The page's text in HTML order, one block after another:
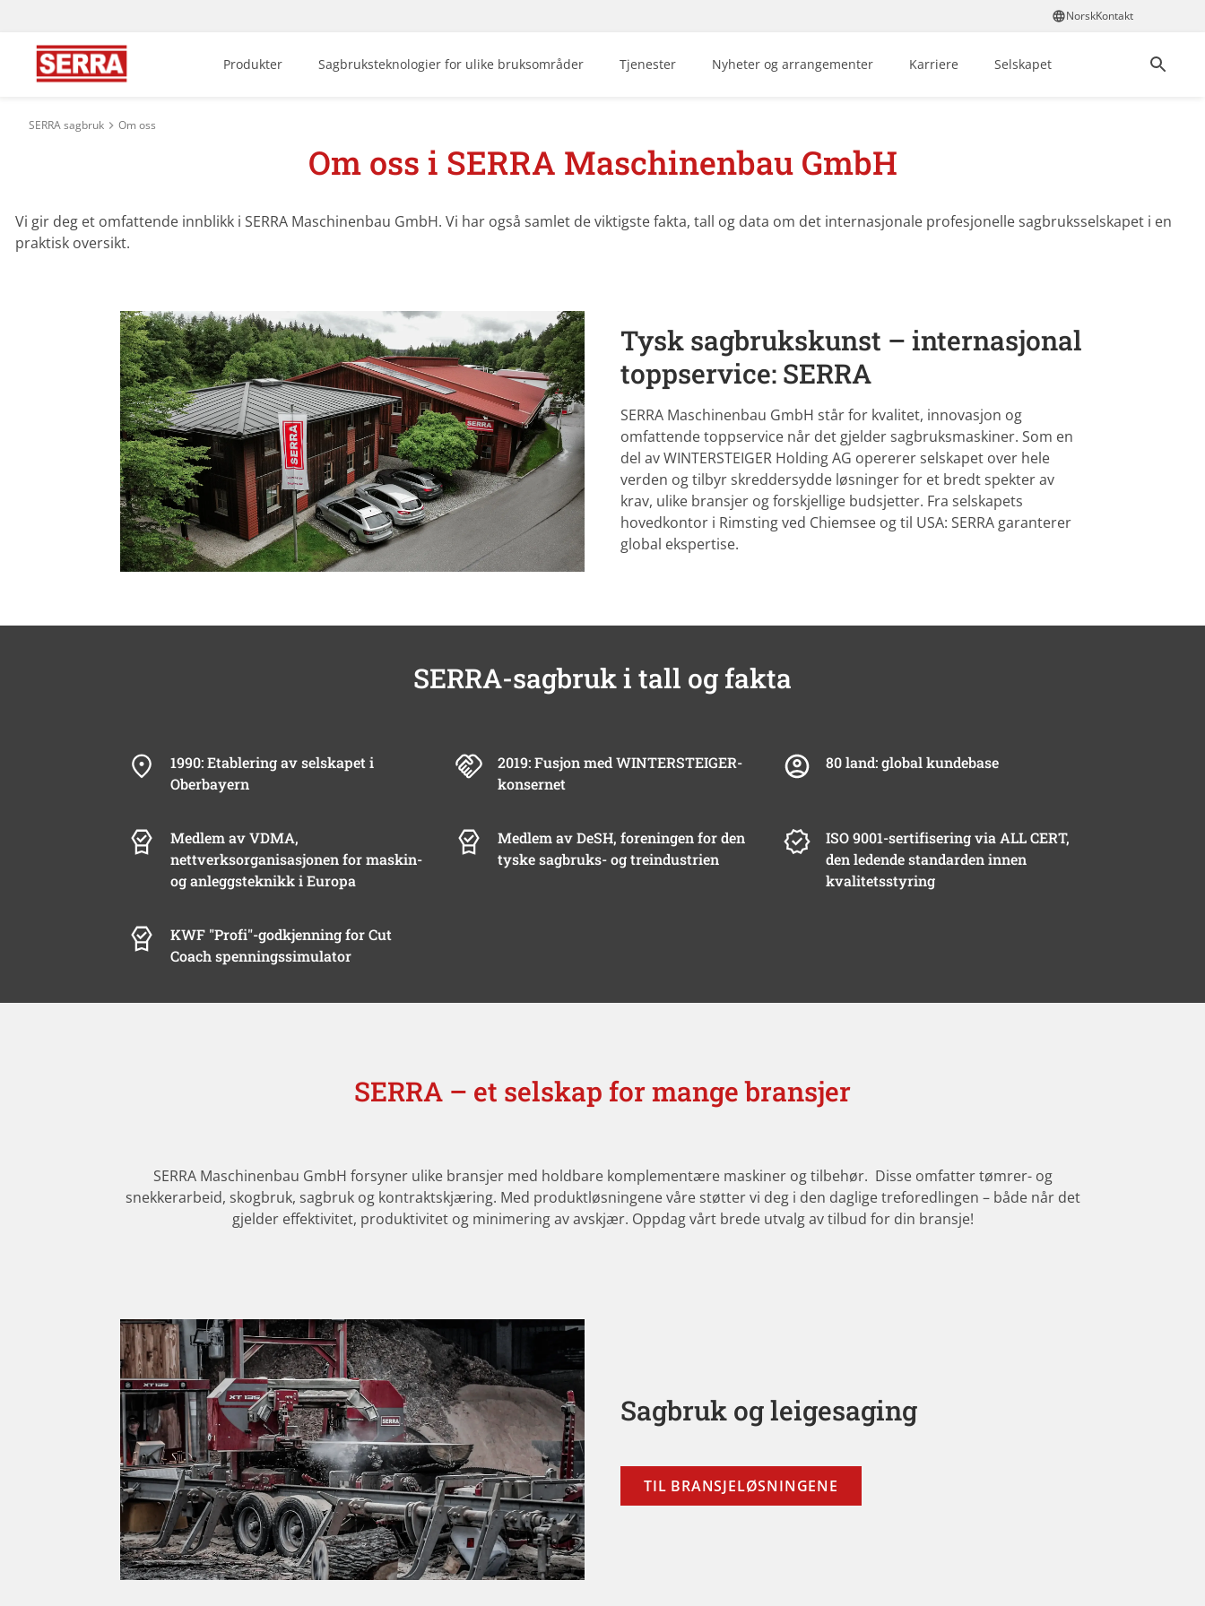
NorskKontakt
Produkter Sagbruksteknologier for ulike bruksområder Tjenester Nyheter og arrangementer Karriere Selskapet
SERRA sagbruk Om oss
Om oss i SERRA Maschinenbau GmbH
Vi gir deg et omfattende innblikk i SERRA Maschinenbau GmbH. Vi har også samlet de viktigste fakta, tall og data om det internasjonale profesjonelle sagbruksselskapet i en
praktisk oversikt.
Tysk sagbrukskunst – internasjonal
toppservice: SERRA
SERRA Maschinenbau GmbH står for kvalitet, innovasjon og
omfattende toppservice når det gjelder sagbruksmaskiner. Som en
del av WINTERSTEIGER Holding AG opererer selskapet over hele
verden og tilbyr skreddersydde løsninger for et bredt spekter av
krav, ulike bransjer og forskjellige budsjetter. Fra selskapets
hovedkontor i Rimsting ved Chiemsee og til USA: SERRA garanterer
global ekspertise.
SERRA-sagbruk i tall og fakta
1990: Etablering av selskapet i
Oberbayern
2019: Fusjon med WINTERSTEIGER-
konsernet
80 land: global kundebase
Medlem av VDMA,
nettverksorganisasjonen for maskin-
og anleggsteknikk i Europa
Medlem av DeSH, foreningen for den
tyske sagbruks- og treindustrien
ISO 9001-sertifisering via ALL CERT,
den ledende standarden innen
kvalitetsstyring
KWF "Profi"-godkjenning for Cut
Coach spenningssimulator
SERRA – et selskap for mange bransjer
SERRA Maschinenbau GmbH forsyner ulike bransjer med holdbare komplementære maskiner og tilbehør. Disse omfatter tømrer- og
snekkerarbeid, skogbruk, sagbruk og kontraktskjæring. Med produktløsningene våre støtter vi deg i den daglige treforedlingen – både når det
gjelder effektivitet, produktivitet og minimering av avskjær. Oppdag vårt brede utvalg av tilbud for din bransje!
Sagbruk og leigesaging
TIL BRANSJELØSNINGENE